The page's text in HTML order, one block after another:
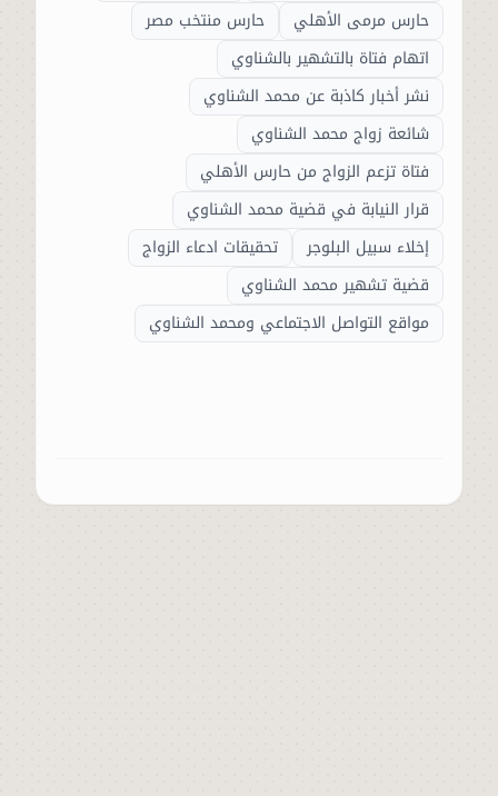
حارس مرمى الأهلي
حارس منتخب مصر
اتهام فتاة بالتشهير بالشناوي
نشر أخبار كاذبة عن محمد الشناوي
شائعة زواج محمد الشناوي
فتاة تزعم الزواج من حارس الأهلي
قرار النيابة في قضية محمد الشناوي
إخلاء سبيل البلوجر
تحقيقات ادعاء الزواج
قضية تشهير محمد الشناوي
مواقع التواصل الاجتماعي ومحمد الشناوي